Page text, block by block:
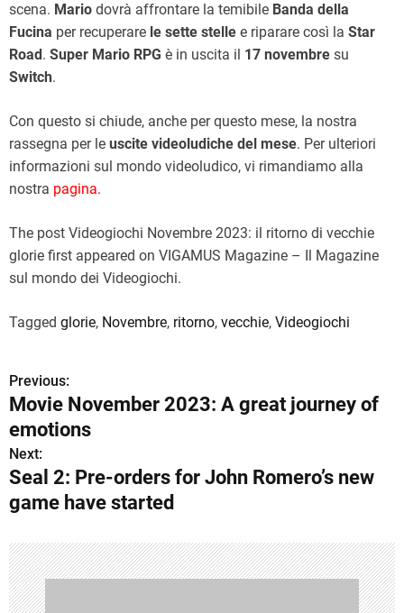
scena. Mario dovrà affrontare la temibile Banda della
Fucina per recuperare le sette stelle e riparare così la Star
Road . Super Mario RPG è in uscita il 17 novembre su
Switch.
Con questo si chiude, anche per questo mese, la nostra
rassegna per le uscite videoludiche del mese. Per ulteriori
informazioni sul mondo videoludico, vi rimandiamo alla
nostra pagina.
The post Videogiochi Novembre 2023: il ritorno di vecchie
glorie first appeared on VIGAMUS Magazine – Il Magazine
sul mondo dei Videogiochi.
Tagged glorie, Novembre, ritorno, vecchie, Videogiochi
P
o
s
t
a
v
Previous:
Movie November 2023: A great journey of
emotions
Next:
Seal 2: Pre-orders for John Romero’s new
game have started